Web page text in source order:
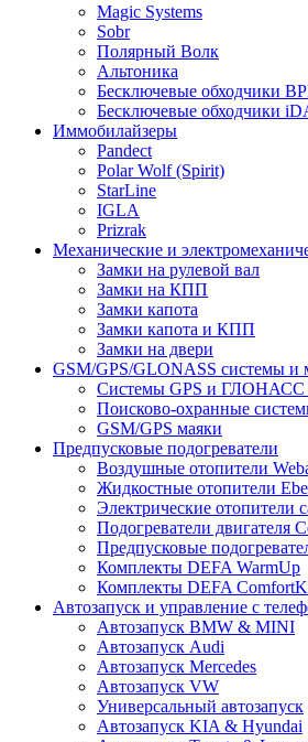
Magic Systems
Sobr
Полярный Волк
Альтоника
Бесключевые обходчики
Бесключевые обходчики
Иммобилайзеры
Pandect
Polar Wolf (Spirit)
StarLine
IGLA
Prizrak
Механические и
Замки на рулевой вал
Замки на КПП
Замки капота
Замки капота и КПП
Замки на двери
GSM/GPS/GLONASS системы и
Системы GPS и ГЛОНАСС
Поисково-охранные
GSM/GPS маяки
Предпусковые подогреватели
Воздушные отопители
Жидкостные отопители
Электрические отопители
Подогреватели двигателя
Предпусковые
Комплекты DEFA WarmUp
Комплекты DEFA
Автозапуск и управление с
Автозапуск BMW & MINI
Автозапуск Audi
Автозапуск Mercedes
Автозапуск VW
Универсальный автозапуск
Автозапуск KIA & Hyundai